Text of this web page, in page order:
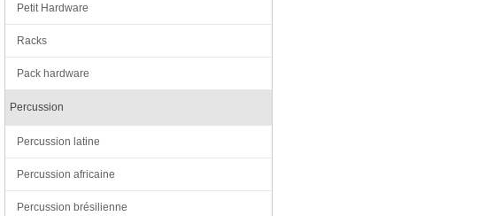
Petit Hardware
Racks
Pack hardware
Percussion
Percussion latine
Percussion africaine
Percussion brésilienne